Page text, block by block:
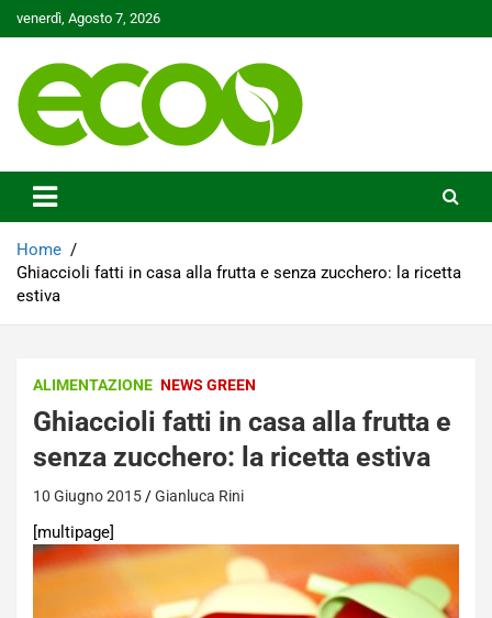
to
venerdì, Agosto 7, 2026
Ecoo.it
Home
Ghiaccioli fatti in casa alla frutta e senza zucchero: la ricetta
estiva
ALIMENTAZIONE NEWS GREEN
Ghiaccioli fatti in casa alla frutta e
senza zucchero: la ricetta estiva
10 Giugno 2015 Gianluca Rini
[multipage]